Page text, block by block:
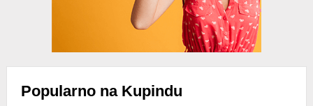
Popularno na Kupindu